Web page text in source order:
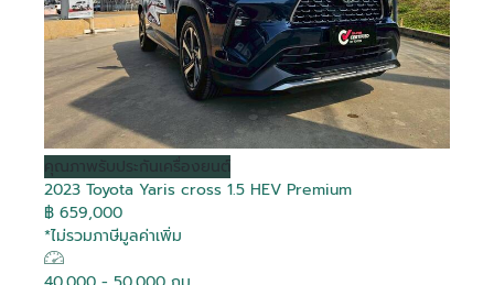
คุณภาพรับประกันเครื่องยนต์
2023 Toyota Yaris cross 1.5 HEV Premium
฿ 659,000
*ไม่รวมภาษีมูลค่าเพิ่ม